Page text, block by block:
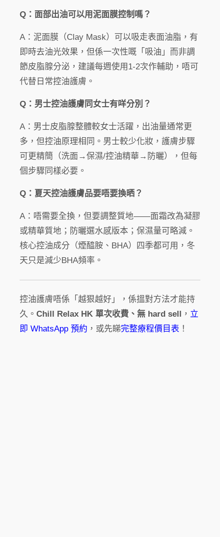
Q：面部出油可以用泥面膜控制嗎？
A：泥面膜（Clay Mask）可以吸走表面油脂，有
即時去油光效果，但係一次性嘅「吸油」而非調
節皮脂腺分泌，建議每週使用1-2次作輔助，唔可
代替日常控油護膚。
Q：男士控油護膚同女士有咩分別？
A：男士皮脂腺整體較女士活躍，出油量通常更
多，但控油原理相同。男士較少化妝，護膚步驟
可更精簡（洗面→保濕/控油精華→防曬），但每
個步驟同樣必要。
Q：夏天控油護膚品要唔要換晒？
A：唔需要全換，但要調整質地——面霜改為凝膠
或精華質地；防曬選水感版本；保濕量可略減。
核心控油成分（煙醯胺、BHA）四季都可用，冬
天只是減少BHA頻率。
控油護膚唔係「越狠越好」，係搵對方法才能持
久。 Chill Relax HK 單次收費、無 hard sell ， 立
即 WhatsApp 預約 ，或先睇完整療程價目表 ！